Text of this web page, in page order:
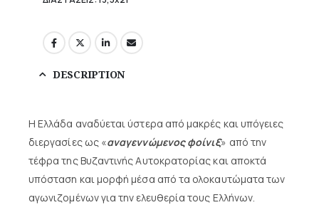
DESCRIPTION
Η Ελλάδα αναδύεται ύστερα από μακρές και υπόγειες
διεργασίες ως «αναγεννώμενος φοίνιξ» από την
τέφρα της Βυζαντινής Αυτοκρατορίας και αποκτά
υπόσταση και μορφή μέσα από τα ολοκαυτώματα των
αγωνιζομένων για την ελευθερία τους Ελλήνων.